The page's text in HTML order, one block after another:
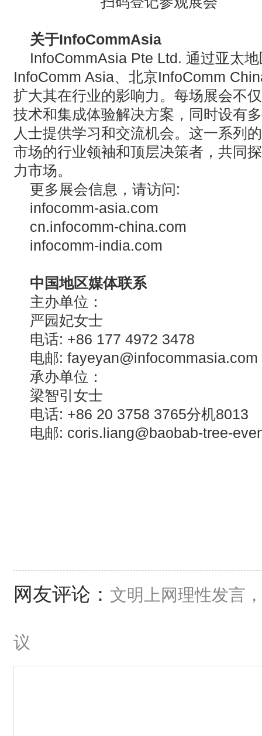
关于InfoCommAsia
InfoCommAsia Pte Ltd. 通过亚太
InfoComm Asia、北京InfoComm
扩大其在行业的影响力。每场展会不
技术和集成体验解决方案，同时设有
人士提供学习和交流机会。这一系列
市场的行业领袖和顶层决策者，共同
力市场。
更多展会信息，请访问:
infocomm-asia.com
cn.infocomm-china.com
infocomm-india.com
中国地区媒体联系
主办单位：
严园妃女士
电话: +86 177 4972 3478
电邮: fayeyan@infocommasia.com
承办单位：
梁智引女士
电话: +86 20 3758 3765分机8013
电邮: coris.liang@baobab-tree-
网友评论： 文明上网理性发言
议